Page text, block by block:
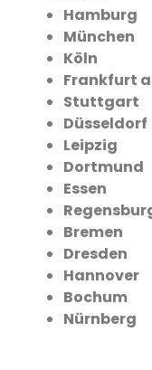
Hamburg
München
Köln
Frankfurt
Stuttgart
Düsseldorf
Leipzig
Dortmund
Essen
Bremen
Dresden
Hannover
Bochum
Nürnberg